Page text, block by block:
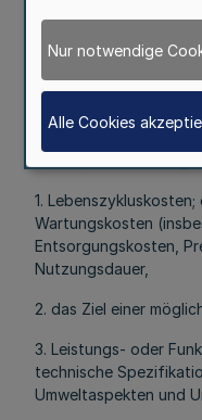
(1) Bei der
1.
Wartungskosten
Entsorgungskosten,
Nutzungsdauer,
2. das Ziel einer
3. Leistungs- oder
technische
Umweltaspekten und
Nur notwendige
Alle Cookies